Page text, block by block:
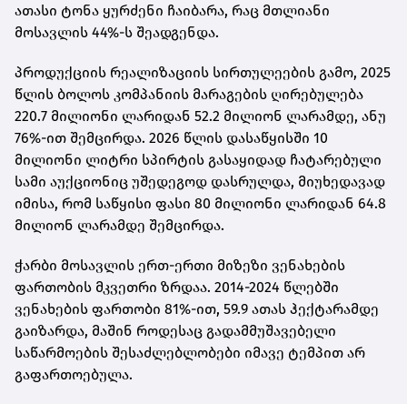
ათასი ტონა ყურძენი ჩაიბარა, რაც მთლიანი
მოსავლის 44%-ს შეადგენდა.
პროდუქციის რეალიზაციის სირთულეების გამო, 2025
წლის ბოლოს კომპანიის მარაგების ღირებულება
220.7 მილიონი ლარიდან 52.2 მილიონ ლარამდე, ანუ
76%-ით შემცირდა. 2026 წლის დასაწყისში 10
მილიონი ლიტრი სპირტის გასაყიდად ჩატარებული
სამი აუქციონიც უშედეგოდ დასრულდა, მიუხედავად
იმისა, რომ საწყისი ფასი 80 მილიონი ლარიდან 64.8
მილიონ ლარამდე შემცირდა.
ჭარბი მოსავლის ერთ-ერთი მიზეზი ვენახების
ფართობის მკვეთრი ზრდაა. 2014-2024 წლებში
ვენახების ფართობი 81%-ით, 59.9 ათას ჰექტარამდე
გაიზარდა, მაშინ როდესაც გადამმუშავებელი
საწარმოების შესაძლებლობები იმავე ტემპით არ
გაფართოებულა.